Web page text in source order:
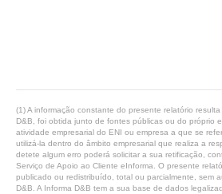
(1) A informação constante do presente relatório
D&B, foi obtida junto de fontes públicas ou do próprio
atividade empresarial do ENI ou empresa a que se
utilizá-la dentro do âmbito empresarial que realiza a
detete algum erro poderá solicitar a sua retificação,
Serviço de Apoio ao Cliente eInforma. O presente
publicado ou redistribuído, total ou parcialmente, sem
D&B. A Informa D&B tem a sua base de dados